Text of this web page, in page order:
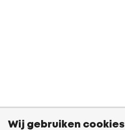
Wij gebruiken cookies